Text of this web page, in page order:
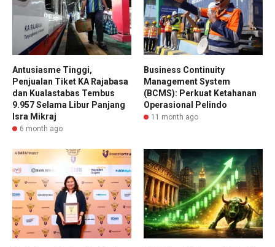
Antusiasme Tinggi,
Penjualan Tiket KA Rajabasa
dan Kualastabas Tembus
9.957 Selama Libur Panjang
Isra Mikraj
6 month ago
Business Continuity
Management System
(BCMS): Perkuat Ketahanan
Operasional Pelindo
11 month ago